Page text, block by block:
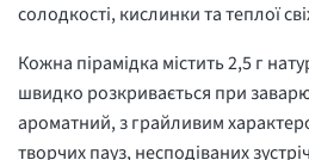
солодкості, кислинки та теплої
Кожна пірамідка містить 2,5 г
швидко розкривається при
ароматний, з грайливим
творчих пауз, несподіваних